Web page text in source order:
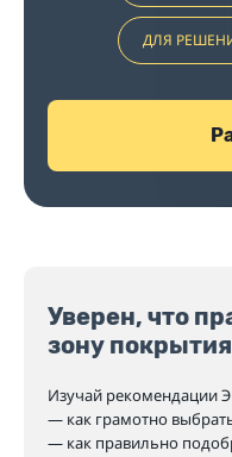
ДЛЯ
Уверен, что
зону
Изучай рекомендации
— как грамотно
— как правильно